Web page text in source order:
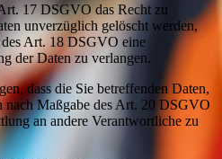
17 DSGVO das Recht zu
unverzüglich gelöscht werden,
Art. 18 DSGVO eine
der Daten zu verlangen.
dass die Sie betreffenden Daten,
nach Maßgabe des Art. 20 DSGVO
an andere Verantwortliche zu